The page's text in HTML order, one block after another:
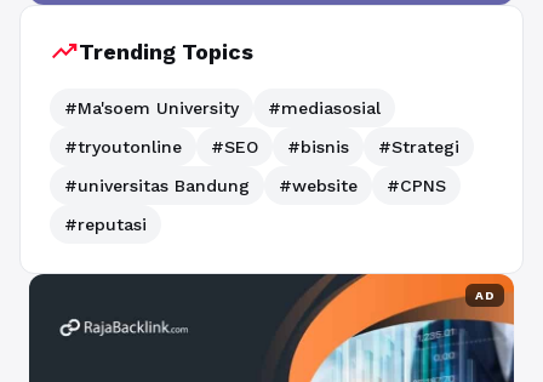
trending_upTrending Topics
#Ma'soem University
#mediasosial
#tryoutonline
#SEO #bisnis
#Strategi
#universitas Bandung
#website
#CPNS
#reputasi
AD